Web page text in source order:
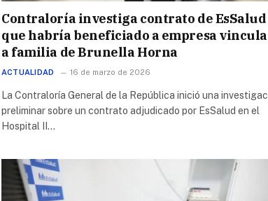
Contraloría investiga contrato de EsSalud
que habría beneficiado a empresa
a familia de Brunella Horna
ACTUALIDAD 16 de marzo de 2026
La Contraloría General de la República inició una
preliminar sobre un contrato adjudicado por EsSalud en el
Hospital II…